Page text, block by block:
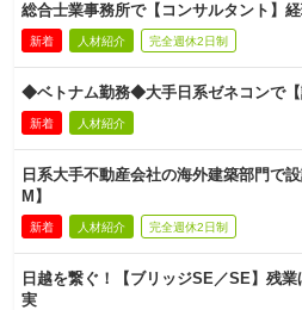
総合士業事務所で【コンサルタント】
新着 人材紹介 完全週休2日制
◆ベトナム勤務◆大手日系ゼネコンで【
新着 人材紹介
日系大手不動産会社の海外建築部門で
M】
新着 人材紹介 完全週休2日制
日越を繋ぐ！【ブリッジSE／SE】残
実